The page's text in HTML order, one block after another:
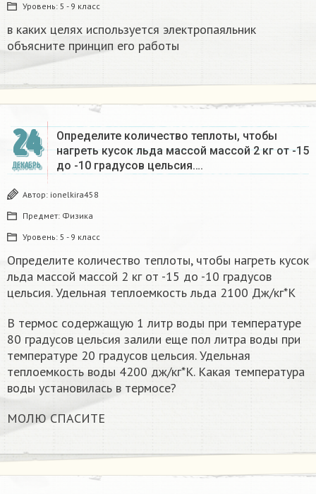
Уровень: 5 - 9 класс
в каких целях используется электропаяльник
объясните принцип его работы​
24
ДЕКАБРЬ
Определите количество теплоты, чтобы
нагреть кусок льда массой массой 2 кг от -15
до -10 градусов цельсия….
Автор: ionelkira458
Предмет: Физика
Уровень: 5 - 9 класс
Определите количество теплоты, чтобы нагреть кусок
льда массой массой 2 кг от -15 до -10 градусов
цельсия. Удельная теплоемкость льда 2100 Дж/кг*К
В термос содержащую 1 литр воды при температуре
80 градусов цельсия залили еще пол литра воды при
температуре 20 градусов цельсия. Удельная
теплоемкость воды 4200 дж/кг*К. Какая температура
воды установилась в термосе?
МОЛЮ СПАСИТЕ